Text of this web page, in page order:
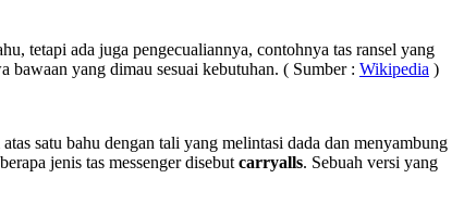
tetapi ada juga pengecualiannya, contohnya tas ransel yang
bawaan yang dimau sesuai kebutuhan. ( Sumber : Wikipedia )
satu bahu dengan tali yang melintasi dada dan menyambung
jenis tas messenger disebut carryalls. Sebuah versi yang